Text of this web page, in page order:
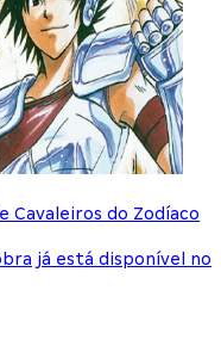
Cavaleiros do Zodíaco
já está disponível no